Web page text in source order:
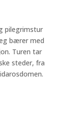
pilegrimstur
bærer med
Turen tar
steder, fra